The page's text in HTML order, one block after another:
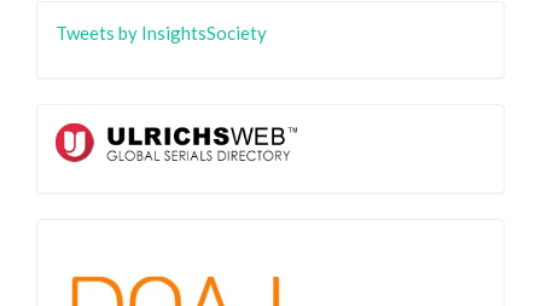
Tweets by InsightsSociety